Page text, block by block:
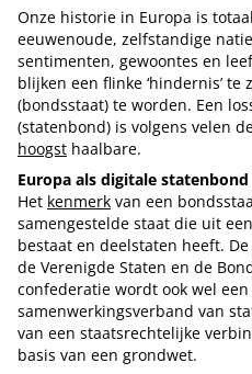
Onze historie in Europa is
eeuwenoude, zelfstandige
sentimenten, gewoontes en
blijken een flinke ‘hindernis’
(bondsstaat) te worden. Een
(statenbond) is volgens velen
hoogst haalbare.
Europa als digitale statenbond
Het kenmerk van een
samengestelde staat die uit
bestaat en deelstaten heeft.
de Verenigde Staten en de
confederatie wordt ook wel
samenwerkingsverband van
van een staatsrechtelijke
basis van een grondwet.